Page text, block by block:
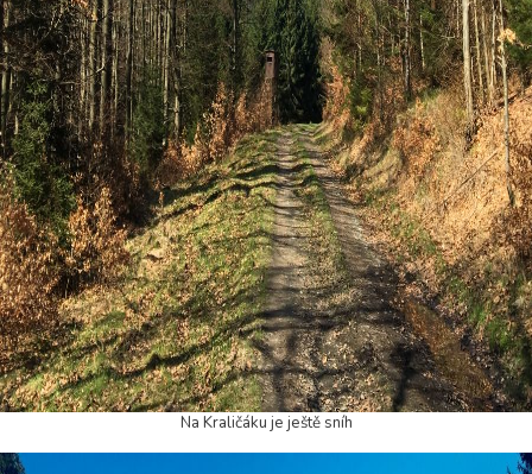
Na Kraličáku je ještě sníh